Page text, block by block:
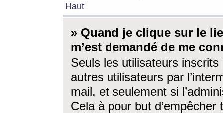
Haut
» Quand je clique sur le
m’est demandé de me
Seuls les utilisateurs
autres utilisateurs par
mail, et seulement si
Cela à pour but